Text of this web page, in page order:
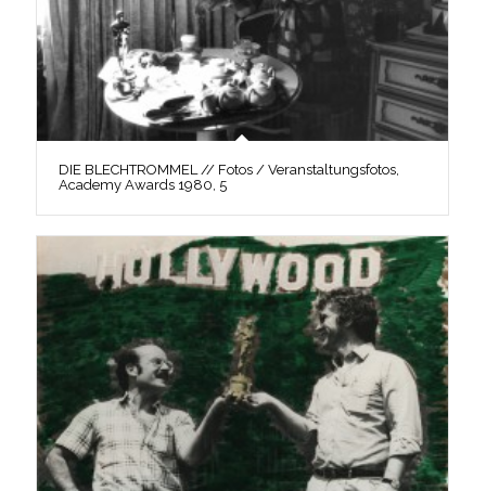
DIE BLECHTROMMEL // Fotos / Veranstaltungsfotos,
Academy Awards 1980, 5